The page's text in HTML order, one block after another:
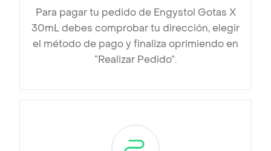
Para pagar tu pedido de Engystol Gotas X
30mL debes comprobar tu dirección, elegir
el método de pago y finaliza oprimiendo en
“Realizar Pedido”.